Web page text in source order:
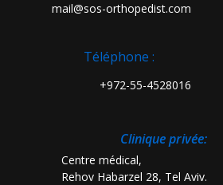
mail@sos-orthopedist.com
Téléphone :
972-55-4528016+
:Clinique privée
Centre médical,
Rehov Habarzel 28, Tel Aviv.